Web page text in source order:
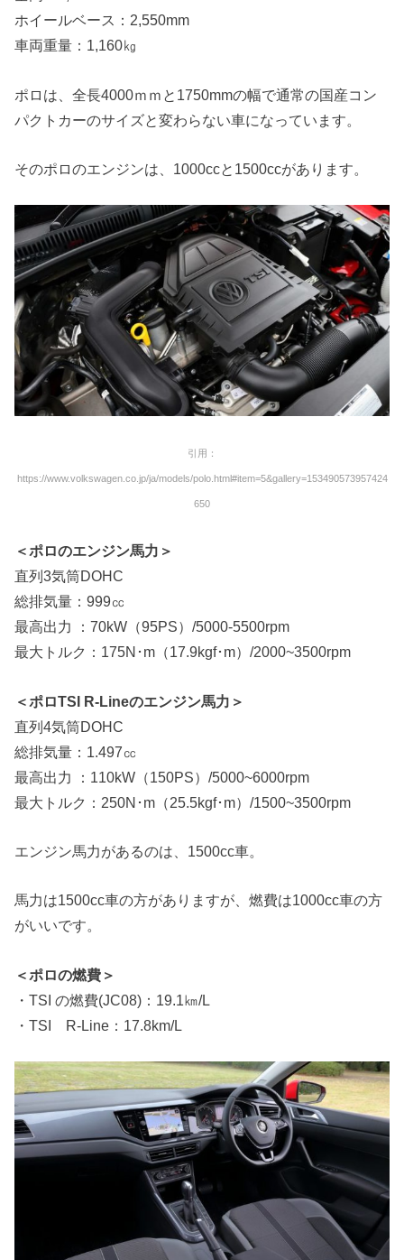
ホイールベース：2,550mm
車両重量：1,160㎏
ポロは、全長4000ｍｍと1750mmの幅で通常の国産コン
パクトカーのサイズと変わらない車になっています。
そのポロのエンジンは、1000ccと1500ccがあります。
引用：
https://www.volkswagen.co.jp/ja/models/polo.html#item=5&gallery=153490573957424
650
＜ポロのエンジン馬力＞
直列3気筒DOHC
総排気量：999㏄
最高出力 ：70kW（95PS）/5000-5500rpm
最大トルク：175N･m（17.9kgf･m）/2000~3500rpm
＜ポロTSI R-Lineのエンジン馬力＞
直列4気筒DOHC
総排気量：1.497㏄
最高出力 ：110kW（150PS）/5000~6000rpm
最大トルク：250N･m（25.5kgf･m）/1500~3500rpm
エンジン馬力があるのは、1500cc車。
馬力は1500cc車の方がありますが、燃費は1000cc車の方
がいいです。
＜ポロの燃費＞
・TSI の燃費(JC08)：19.1㎞/L
・TSI R-Line：17.8km/L